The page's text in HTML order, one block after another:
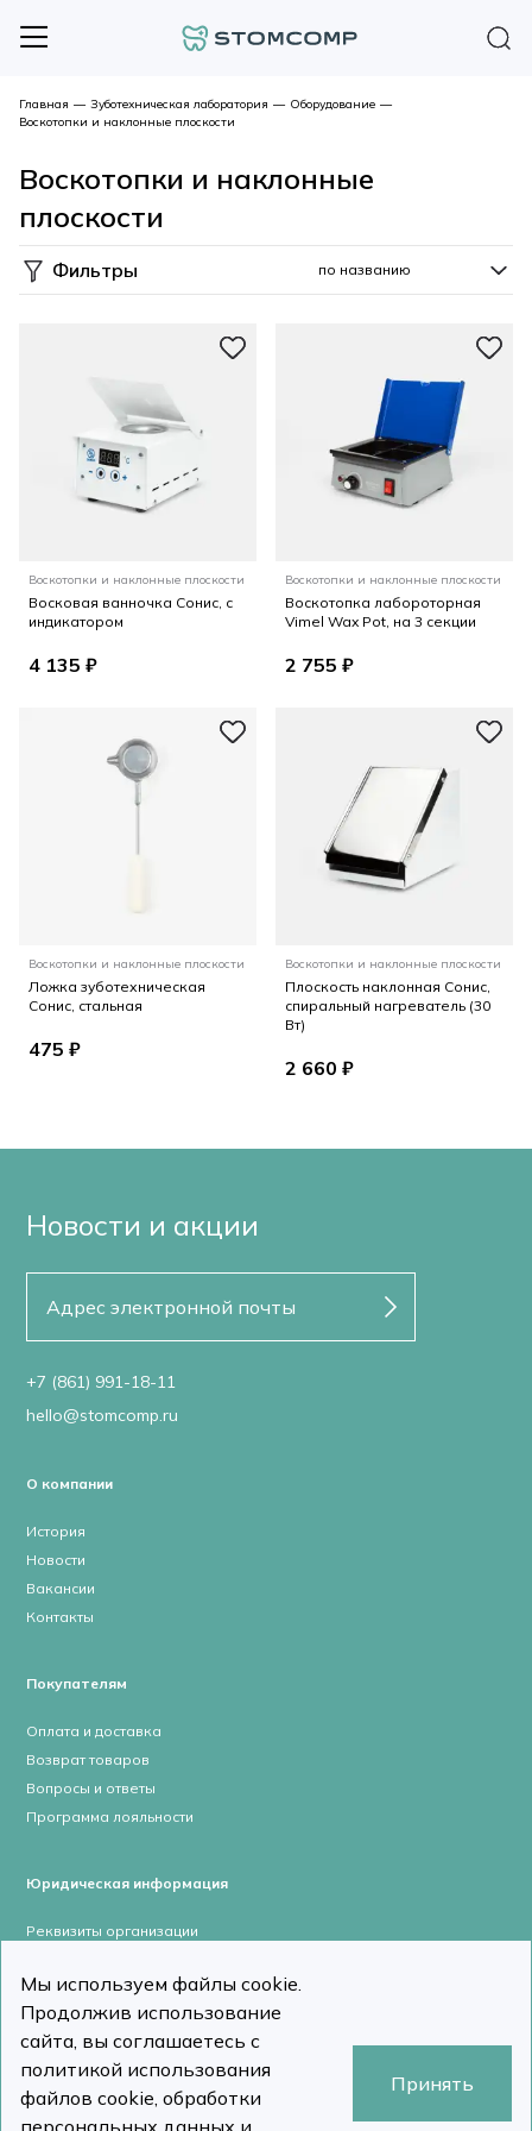
Главная — Зуботехническая лаборатория — Оборудование —
Воскотопки и наклонные плоскости
Воскотопки и наклонные
плоскости
Фильтры
Воскотопки и наклонные плоскости
Восковая ванночка Сонис, с
индикатором
4 135 ₽
Воскотопки и наклонные плоскости
Воскотопка лабороторная
Vimel Wax Pot, на 3 секции
2 755 ₽
Воскотопки и наклонные плоскости
Ложка зуботехническая
Сонис, стальная
475 ₽
Воскотопки и наклонные плоскости
Плоскость наклонная Сонис,
спиральный нагреватель (30
Вт)
2 660 ₽
Новости и акции
+7 (861) 991-18-11
hello@stomcomp.ru
О компании
История
Новости
Вакансии
Контакты
Покупателям
Оплата и доставка
Возврат товаров
Вопросы и ответы
Программа лояльности
Юридическая информация
Реквизиты организации
Пользовательское соглашение
Политика конфиденциальности
Мы используем файлы cookie.
Продолжив использование
сайта, вы соглашаетесь с
политикой использования
файлов cookie, обработки
персональных данных и
Принять